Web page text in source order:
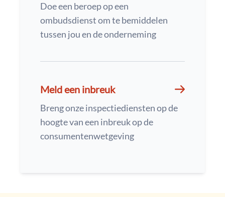
Doe een beroep op een
ombudsdienst om te bemiddelen
tussen jou en de onderneming
Meld een inbreuk
Breng onze inspectiediensten op de
hoogte van een inbreuk op de
consumentenwetgeving